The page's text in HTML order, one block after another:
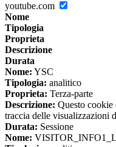
youtube.com
Nome
Tipologia
Proprieta
Descrizione
Durata
Nome: YSC
Tipologia: analitico
Proprieta: Terza-parte
Descrizione: Questo cookie
traccia delle visualizzazioni
Durata: Sessione
Nome: